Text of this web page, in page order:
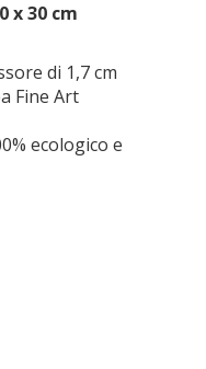
x 30 cm
di 1,7 cm
Fine Art
ecologico e